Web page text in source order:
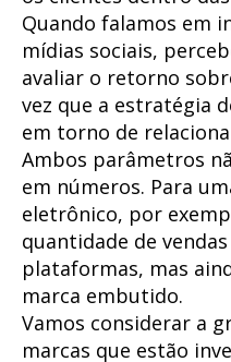
Quando falamos em
mídias sociais,
avaliar o retorno
vez que a estratégia
em torno de
Ambos parâmetros
em números. Para
eletrônico, por
quantidade de
plataformas, mas
marca embutido.
Vamos considerar a
marcas que estão